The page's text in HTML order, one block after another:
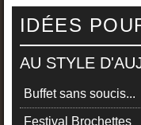
IDÉES
AU STYLE
Buffet sans soucis...
Festival Brochettes